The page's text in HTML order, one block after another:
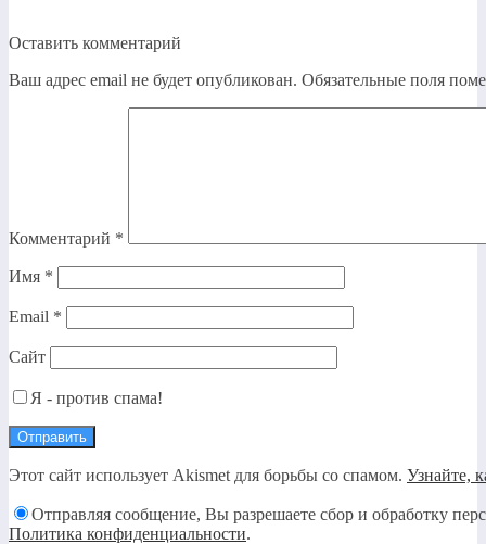
Оставить комментарий
Ваш адрес email не будет опубликован. Обязательные поля
Комментарий *
Имя *
Email *
Сайт
Я - против спама!
Этот сайт использует Akismet для борьбы со спамом. Узнайте,
Отправляя сообщение, Вы разрешаете сбор и обработку
Политика конфиденциальности.